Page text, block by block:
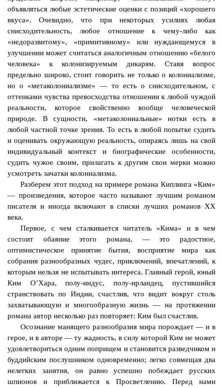
объявляться любые эстетические оценки с позиций «хорошего
вкуса». Очевидно, что при некоторых усилиях любая
снисходительность, любое отношение к чему-либо как
«недоразвитому», «примитивному» или нуждающемуся в
улучшении может считаться аналогичным отношению «белого
человека» к колонизируемым дикарям. Ставя вопрос
предельно широко, стоит говорить не только о колониализме,
но о «метаколониализме» — то есть о снисходительном, с
оттенками чувства превосходства отношении к любой чуждой
реальности, которое свойственно вообще человеческой
природе. В сущности, «метаколониальные» нотки есть в
любой частной точке зрения. То есть в любой попытке судить
и оценивать окружающую реальность, опираясь лишь на свой
индивидуальный контекст и биографические особенности,
судить чужое своим, прилагать к другим свои мерки можно
усмотреть зачатки колониализма.
Разберем этот подход на примере романа Киплинга «Ким»
— произведения, которое часто называют лучшим романом
писателя и иногда включают в списки лучших романов ХХ
века.
Первое, с чем сталкивается читатель «Кима» и в чем
состоит обаяние этого романа, — это радостное,
оптимистическое принятие бытия, восприятие мира как
собрания разнообразных чудес, приключений, впечатлений, к
которым нельзя не испытывать интереса. Главный герой, юный
Ким О’Хара, полу-индус, полу-ирландец, пустившийся
странствовать по Индии, счастлив, что видит вокруг столь
захватывающую и многообразную жизнь — на протяжении
романа автор несколько раз повторяет: Ким был счастлив.
Осознание манящего разнообразия мира порождает — и в
герое, и в авторе — ту жадность, в силу которой Ким не может
удовлетвориться одним поприщем и становится разведчиком и
буддийским послушником одновременно; легко совмещая два
нелегких занятия, он равно успешно побеждает русских
шпионов и приближается к Просветлению. Перед нами